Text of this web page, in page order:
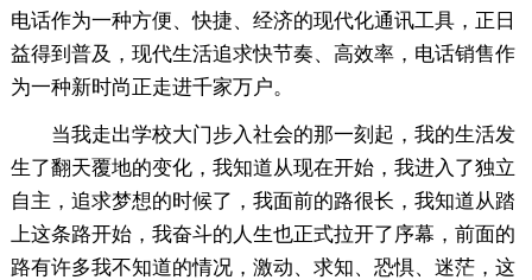
电话作为一种方便、快捷、经济的现代化通讯工具，正日
益得到普及，现代生活追求快节奏、高效率，电话销售作
为一种新时尚正走进千家万户。
当我走出学校大门步入社会的那一刻起，我的生活发
生了翻天覆地的变化，我知道从现在开始，我进入了独立
自主，追求梦想的时候了，我面前的路很长，我知道从踏
上这条路开始，我奋斗的人生也正式拉开了序幕，前面的
路有许多我不知道的情况，激动、求知、恐惧、迷茫，这